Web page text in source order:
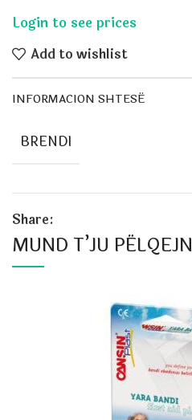
Add to wishlist
INFORMACION SHTESË
BRENDI
Share:
MUND T’JU